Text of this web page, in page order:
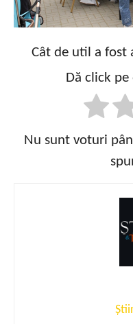
Cât de util a fost
Dă click
Nu sunt voturi